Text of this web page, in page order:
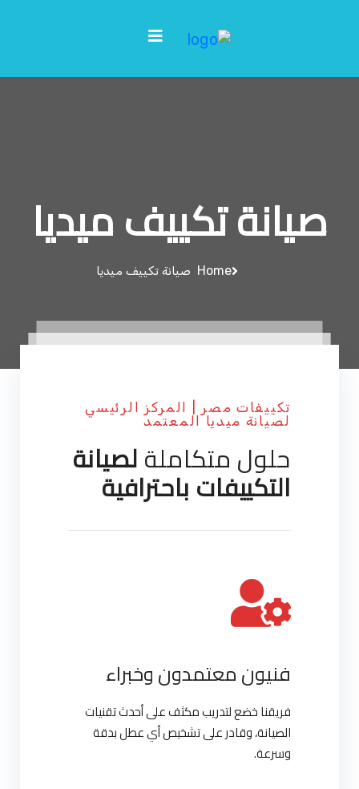
صيانة تكييف ميديا
Home صيانة تكييف ميديا
تكييفات مصر | المركز الرئيسي
لصيانة ميديا المعتمد
حلول متكاملةلصيانة
التكييفات باحترافية
فنيون معتمدون وخبراء
فريقنا خضع لتدريب مكثف على أحدث تقنيات
الصيانة، وقادر على تشخيص أي عطل بدقة
وسرعة.